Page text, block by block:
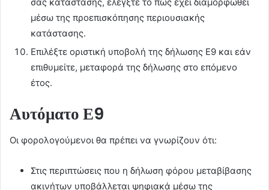
μέσω της προεπισκόπησης περιουσιακής
κατάστασης.
Επιλέξτε οριστική υποβολή της δήλωσης Ε9 και εάν
επιθυμείτε, μεταφορά της δήλωσης στο επόμενο
έτος.
Αυτόματο Ε9
Οι φορολογούμενοι θα πρέπει να γνωρίζουν ότι:
Στις περιπτώσεις που η δήλωση φόρου μεταβίβασης
ακινήτων υποβάλλεται ψηφιακά μέσω της